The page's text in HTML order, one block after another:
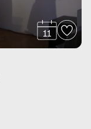
11